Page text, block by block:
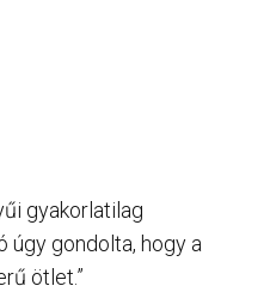
gyakorlatilag
úgy gondolta, hogy a
ötlet.”